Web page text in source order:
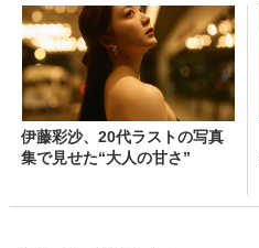
伊藤彩沙、20代ラストの写真
集で見せた“大人の甘さ”